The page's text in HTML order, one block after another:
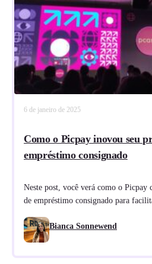
6 de janeiro de 2025
Como o Picpay inovou seu
empréstimo consignado
Neste post, você verá como o Picpay
de empréstimo consignado para
Bianca Sonnewend